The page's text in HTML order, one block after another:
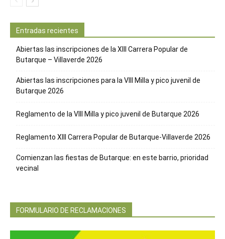
Entradas recientes
Abiertas las inscripciones de la XIII Carrera Popular de
Butarque – Villaverde 2026
Abiertas las inscripciones para la VIII Milla y pico juvenil de
Butarque 2026
Reglamento de la VIII Milla y pico juvenil de Butarque 2026
Reglamento XIII Carrera Popular de Butarque-Villaverde 2026
Comienzan las fiestas de Butarque: en este barrio, prioridad
vecinal
FORMULARIO DE RECLAMACIONES